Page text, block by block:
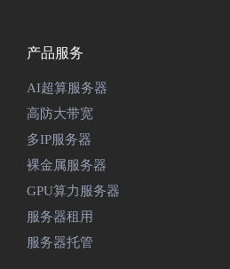
产品服务
AI超算服务器
高防大带宽
多IP服务器
裸金属服务器
GPU算力服务器
服务器租用
服务器托管